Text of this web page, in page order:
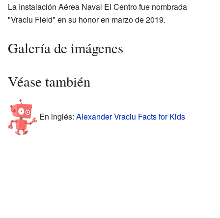
La Instalación Aérea Naval El Centro fue nombrada
"Vraciu Field" en su honor en marzo de 2019.
Galería de imágenes
Véase también
En inglés: Alexander Vraciu Facts for Kids